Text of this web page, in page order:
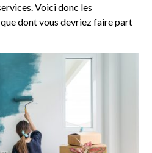
Voici donc les
dont vous devriez faire part